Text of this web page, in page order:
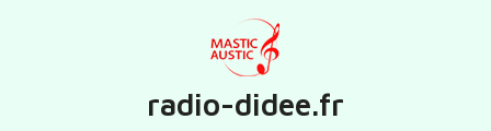
radio-didee.fr